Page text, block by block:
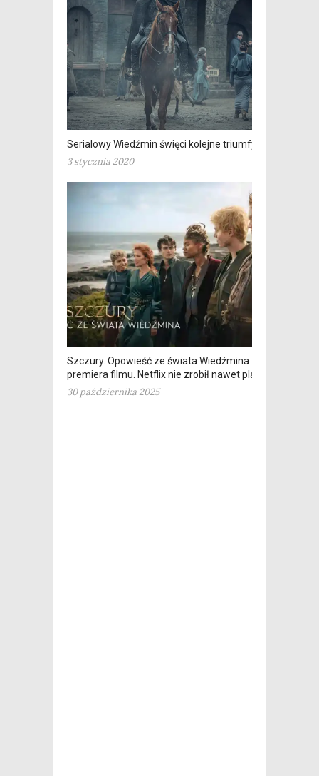
Serialowy Wiedźmin święci kolejne triumfy
3 stycznia 2020
Szczury. Opowieść ze świata Wiedźmina – dziś
premiera filmu. Netflix nie zrobił nawet plakatu
30 października 2025